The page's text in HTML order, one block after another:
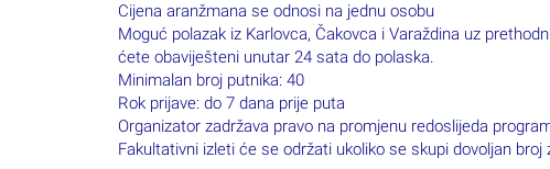
Cijena aranžmana se odnosi na jednu osobu
Moguć polazak iz Karlovca, Čakovca i Varaždina uz
ćete obaviješteni unutar 24 sata do polaska.
Minimalan broj putnika: 40
Rok prijave: do 7 dana prije puta
Organizator zadržava pravo na promjenu redoslijeda
Fakultativni izleti će se održati ukoliko se skupi dovoljan broj